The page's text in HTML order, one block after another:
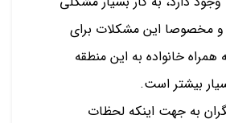
مخصوصا این مشکلات برای
همراه خانواده به این منطقه
بیشتر است.
به جهت اینکه لحظات